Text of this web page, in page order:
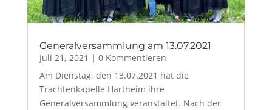
Generalversammlung am 13.07.2021
Juli 21, 2021 | 0 Kommentieren
Am Dienstag, den 13.07.2021 hat die
Trachtenkapelle Hartheim ihre
Generalversammlung veranstaltet. Nach der